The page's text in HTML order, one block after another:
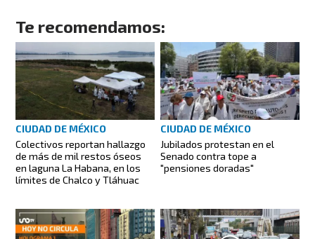
Te recomendamos:
CIUDAD DE MÉXICO
Colectivos reportan hallazgo
de más de mil restos óseos
en laguna La Habana, en los
límites de Chalco y Tláhuac
CIUDAD DE MÉXICO
Jubilados protestan en el
Senado contra tope a
"pensiones doradas"